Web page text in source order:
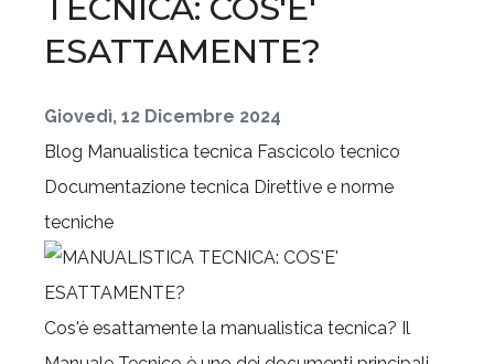
TECNICA: COS'E'
ESATTAMENTE?
Giovedì, 12 Dicembre 2024
Blog Manualistica tecnica Fascicolo tecnico
Documentazione tecnica Direttive e norme
tecniche
Cos'è esattamente la manualistica tecnica? Il